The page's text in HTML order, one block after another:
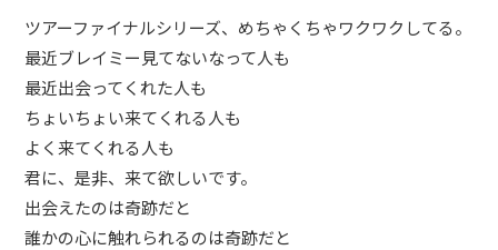
ツアーファイナルシリーズ、めちゃくちゃワクワクしてる。
最近ブレイミー見てないなって人も
最近出会ってくれた人も
ちょいちょい来てくれる人も
よく来てくれる人も
君に、是非、来て欲しいです。
出会えたのは奇跡だと
誰かの心に触れられるのは奇跡だと